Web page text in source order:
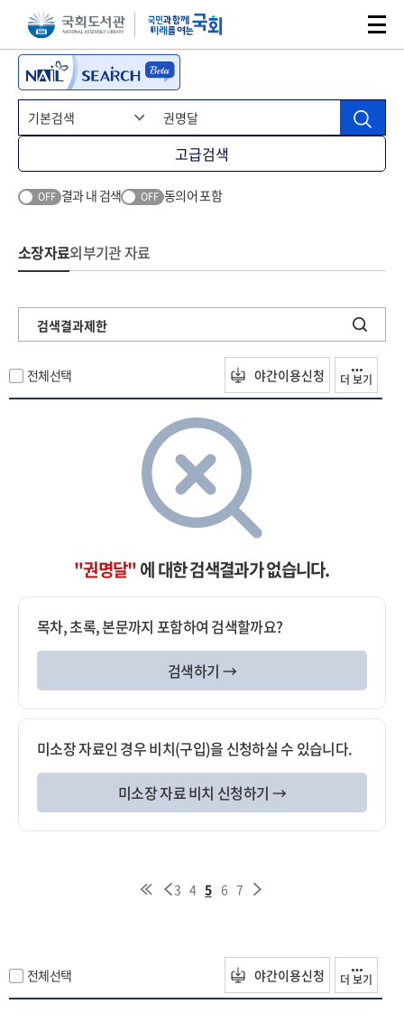
본문 바로가기주메뉴 바로가기
고급검색
OFF 결과 내 검색 OFF 동의어 포함
소장자료외부기관 자료
검색결과제한
전체선택 야간이용신청 더 보기
"권명달"에 대한 검색결과가 없습니다.
목차, 초록, 본문까지 포함하여 검색할까요?
검색하기 →
미소장 자료인 경우 비치(구입)을 신청하실 수 있습니다.
미소장 자료 비치 신청하기 →
3 4 5 6 7
전체선택 야간이용신청 더 보기